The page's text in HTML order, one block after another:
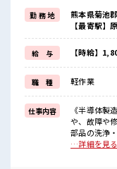
≪こんな方にオススメ≫
・製造業の工場勤務に
・高収入で働きたい方
・担当者のサポートが
≪残業多めでがっつり
高収入を希望される方
残業は月20時間以上あ
≪ゆったり制服アリ≫
制服があるので、
毎日の服装の悩み解
■職場の雰囲気
《20代～40代の男性
勤 務 地
熊本県菊池
【最寄駅】
給 与 【時給】
職 種 軽作業
仕事内容
《半導体製
や、故障や
部品の洗浄・交換をお任
社の正社員
…詳細を見る